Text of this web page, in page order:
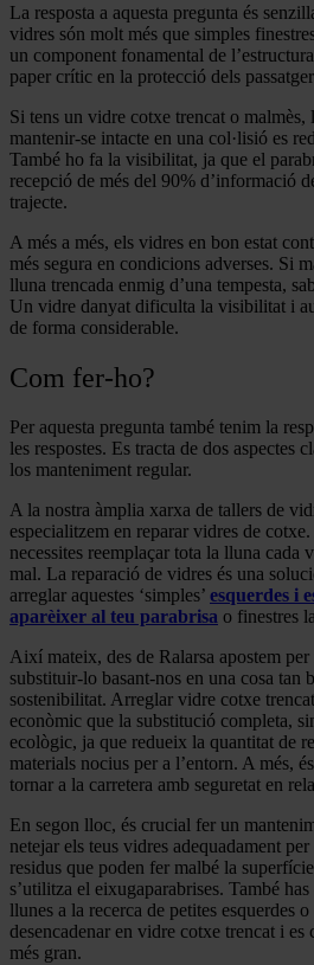
La resposta a aquesta pregunta és
vidres són molt més que simples
un component fonamental de
paper crític en la protecció dels
Si tens un vidre cotxe trencat o malmès,
mantenir-se intacte en una col·lisió es
També ho fa la visibilitat, ja que el
recepció de més del 90% d’informació
trajecte.
A més a més, els vidres en bon estat
més segura en condicions adverses. Si
lluna trencada enmig d’una tempesta,
Un vidre danyat dificulta la visibilitat i
de forma considerable.
Com fer-ho?
Per aquesta pregunta també tenim la
les respostes. Es tracta de dos aspectes
los manteniment regular.
A la nostra àmplia xarxa de tallers de
especialitzem en reparar vidres de
necessites reemplaçar tota la lluna cada
mal. La reparació de vidres és una
arreglar aquestes ‘simples’ esquerdes i
aparèixer al teu parabrisa o finestres
Així mateix, des de Ralarsa apostem
substituir-lo basant-nos en una cosa tan
sostenibilitat. Arreglar vidre cotxe
econòmic que la substitució completa,
ecològic, ja que redueix la quantitat de
materials nocius per a l’entorn. A més,
tornar a la carretera amb seguretat en
En segon lloc, és crucial fer un
netejar els teus vidres adequadament
residus que poden fer malbé la
s’utilitza el eixugaparabrises. També
llunes a la recerca de petites esquerdes
desencadenar en vidre cotxe trencat i
més gran.